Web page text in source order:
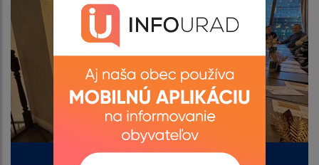
Vianočný Trenčín 11.12.2025